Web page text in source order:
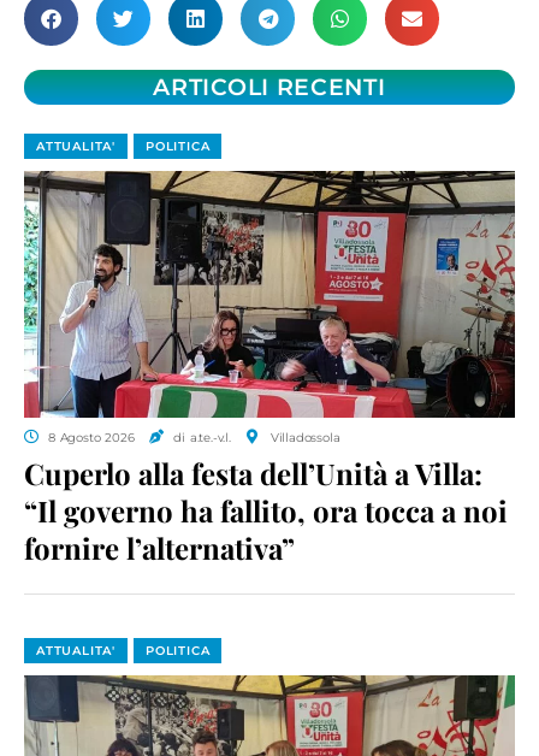
ARTICOLI RECENTI
ATTUALITA' POLITICA
8 Agosto 2026 di a.te.-v.l. Villadossola
Cuperlo alla festa dell’Unità a Villa:
“Il governo ha fallito, ora tocca a noi
fornire l’alternativa”
ATTUALITA' POLITICA